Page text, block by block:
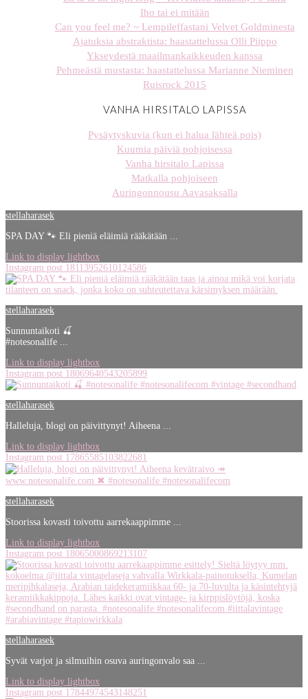
Iho tai ei mitään
Can you feel me? ~ Lempileffastani Velvet Goldminesta
Ajatuksia abstraktista: haastattelussa Olli Piippo
Ykseydestä maailmankaikkeuden kanssa
Pehmeästä mustasta: haastattelussa Marianne Nieminen
Ruisrock 2015
VANHA HIRSITALO LAPISSA
Pysäytyskuvia (kun ei halua lähteä pois)
Kuumia päiviä pohjoisessa
Vanha hirsitalo Lapissa
Matkalla pohjoiseen
Auringonnousu Aavasaksalla
stellaharasek
SPA DAY 🐾 Eli pieniä eläimiä rääkätään ...
Link to display lightbox
Instagram post 18113952610124586
stellaharasek
Sunnuntaikoti 🍒
#notesonalife ...
Link to display lightbox
Instagram post 18069640543205899
stellaharasek
Halleluja, blogi on päivittynyt! Aiheena ...
Link to display lightbox
Instagram post 17865585103822681
stellaharasek
Stoorissa kovasti toivottu aarrekaappimme ...
Link to display lightbox
Instagram post 18065000869213107
stellaharasek
Syvät varjot ja silmuihin osuva auringonvalo saa ...
Link to display lightbox
Instagram post 17844974543148251